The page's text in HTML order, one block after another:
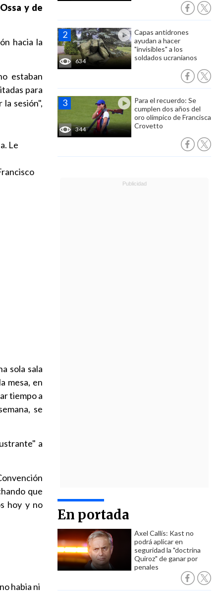
634
Capas antidrones
ayudan a hacer
"invisibles" a los
soldados ucranianos
344
Para el recuerdo: Se
cumplen dos años del
oro olímpico de Francisca
Crovetto
En portada
Axel Callís: Kast no
podrá aplicar en
seguridad la "doctrina
Quiroz" de ganar por
penales
y de
hacia la
estaban
para
sesión",
Le
sola sala
mesa, en
tiempo a
se
a
que
hoy y no
habia ni